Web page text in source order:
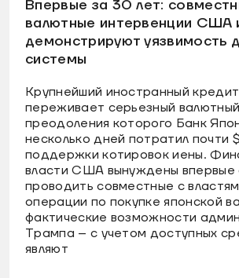
Впервые за 30 лет:
валютные интервенции США
демонстрируют уязвимость
системы
Крупнейший иностранный
переживает серьезный
преодоления которого Банк
несколько дней потратил почти
поддержки котировок иены.
власти США вынуждены впервые
проводить совместные с
операции по покупке японской
фактические возможности
Трампа – с учетом доступных
являют